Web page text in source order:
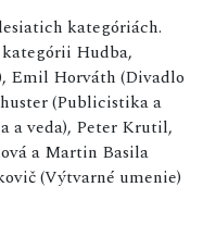
kategóriách.
Hudba,
Emil Horváth (Divadlo
(Publicistika a
a veda), Peter Krutil,
a Martin Basila
(Výtvarné umenie)